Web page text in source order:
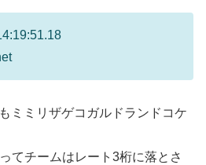
ミミリザゲコガルドランドコケ
てチームはレート3桁に落とさ